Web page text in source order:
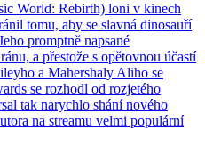
World: Rebirth) loni v kinech
tomu, aby se slavná dinosauří
promptně napsané
a přestože s opětovnou účastí
a Mahershaly Aliho se
se rozhodl od rozjetého
tak narychlo shání nového
na streamu velmi populární